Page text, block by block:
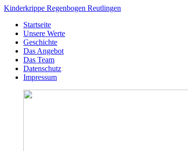
Kinderkrippe Regenbogen Reutlingen
Startseite
Unsere Werte
Geschichte
Das Angebot
Das Team
Datenschutz
Impressum